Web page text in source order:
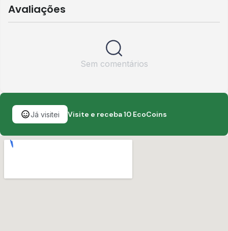
Avaliações
Sem comentários
Já visitei Visite e receba 10 EcoCoins